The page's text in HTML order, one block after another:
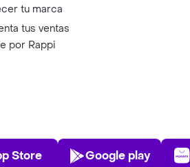
tu marca
tus ventas
por Rappi
App Store
Store
Play Store
Google play